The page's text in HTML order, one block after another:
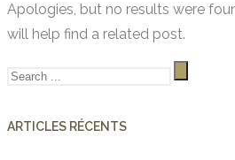
Apologies, but no results were
will help find a related post.
ARTICLES RÉCENTS